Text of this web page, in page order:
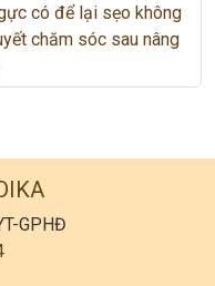
có để lại sẹo không
chăm sóc sau nâng
GPHĐ